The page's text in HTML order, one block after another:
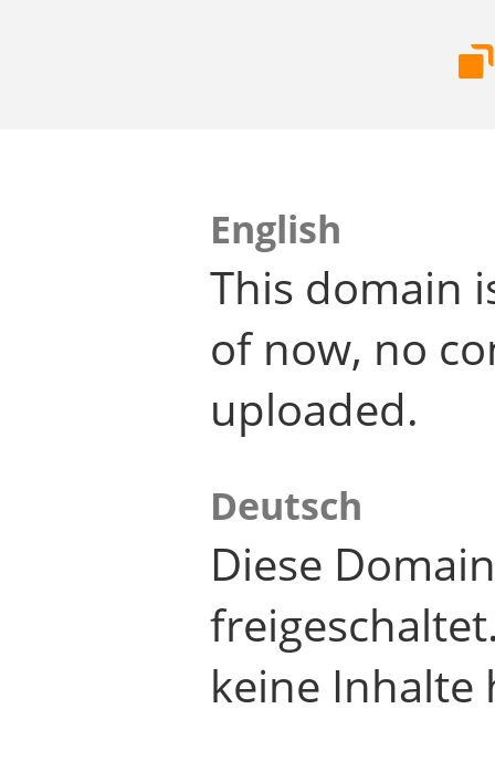
English
This domain
of now, no
uploaded.
Deutsch
Diese
keine Inhalte